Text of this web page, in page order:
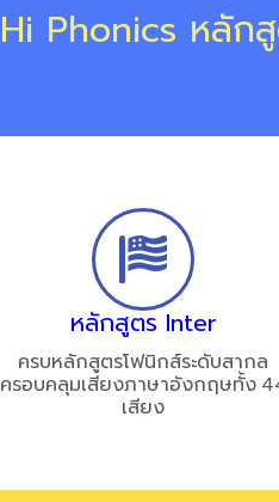
Hi Phonics หลัก
หลักสูตร Inter
ครบหลักสูตรโฟนิกส์ระดับสากล
ครอบคลุมเสียงภาษาอังกฤษทั้ง
เสียง